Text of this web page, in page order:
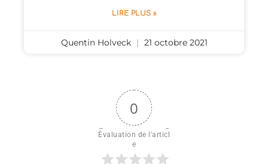
LIRE PLUS »
Quentin Holveck 21 octobre 2021
0
Évaluation de l'articl
e